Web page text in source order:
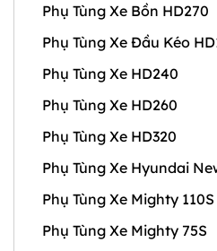
Phụ Tùng Xe Bồn HD270
Phụ Tùng Xe Đầu Kéo
Phụ Tùng Xe HD240
Phụ Tùng Xe HD260
Phụ Tùng Xe HD320
Phụ Tùng Xe Hyundai
Phụ Tùng Xe Mighty 110S
Phụ Tùng Xe Mighty 75S